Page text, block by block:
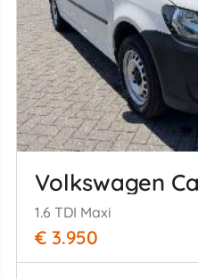
Volkswagen
1.6 TDI Maxi
€ 3.950